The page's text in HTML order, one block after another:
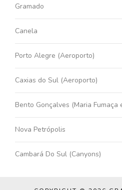
Gramado
Canela
Porto Alegre (Aeroporto)
Caxias do Sul (Aeroporto)
Bento Gonçalves (Maria Fumaça
Nova Petrópolis
Cambará Do Sul (Canyons)